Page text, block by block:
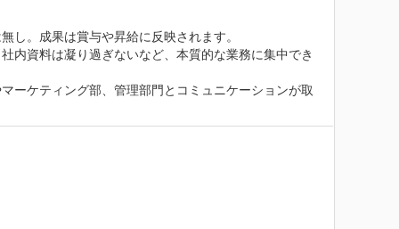
し。成果は賞与や昇給に反映されます。
内資料は凝り過ぎないなど、本質的な業務に集中でき
ーケティング部、管理部門とコミュニケーションが取